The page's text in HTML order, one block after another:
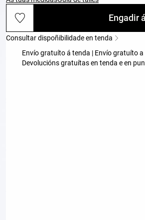
Engadir
Consultar dispoñibilidade en tenda
Envío gratuíto á tenda | Envío gratuíto
Devolucións gratuítas en tenda e en